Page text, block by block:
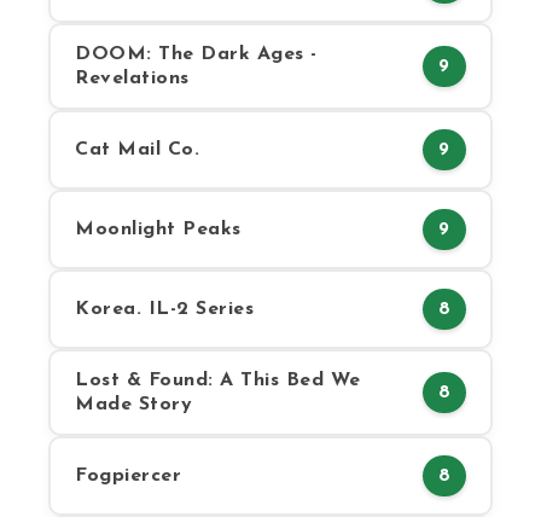
DOOM: The Dark Ages -
Revelations
9
Cat Mail Co. 9
Moonlight Peaks 9
Korea. IL-2 Series 8
Lost & Found: A This Bed We
Made Story
8
Fogpiercer 8